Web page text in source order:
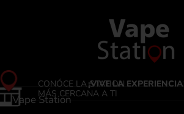
¡VIVE LA
CONÓCE LA STATION
MÁS CERCANA A TI
Vape Station